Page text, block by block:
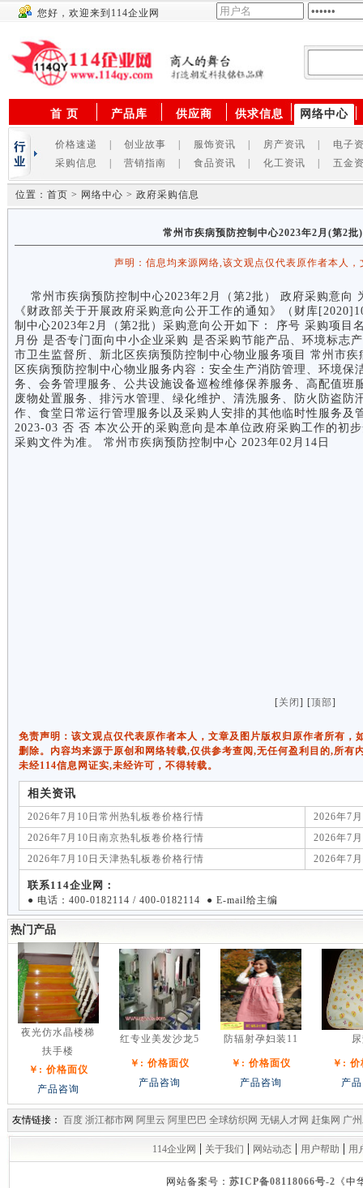
您好，欢迎来到114企业网
首 页 产品库 供应商 供求信息 网络中心
价格速递 创业故事 服饰资讯 房产资讯
电子
采购信息
营销指南 食品资讯 化工资讯 五金
位置：首页 > 网络中心 > 政府采购信息
常州市疾病预防控制中心2023年2月(第2
声明：信息均来源网络,该文观点仅代表原作者本人
常州市疾病预防控制中心2023年2月（第2批） 政府采购意向
《财政部关于开展政府采购意向公开工作的通知》（财库
制中心2023年2月（第2批）采购意向公开如下： 序号 采购项目
月份 是否专门面向中小企业采购 是否采购节能产品、环境标志
市卫生监督所、新北区疾病预防控制中心物业服务项目 常州市
区疾病预防控制中心物业服务内容：安全生产消防管理、环境保
务、会务管理服务、公共设施设备巡检维修保养服务、高配值班
废物处置服务、排污水管理、绿化维护、清洗服务、防火防盗防
作、食堂日常运行管理服务以及采购人安排的其他临时性服务及
2023-03 否 否 本次公开的采购意向是本单位政府采购工作的初
采购文件为准。 常州市疾病预防控制中心 2023年02月14日
[关闭 ] [顶部]
免责声明：该文观点仅代表原作者本人，文章及图片版权归原作者所有，
删除。内容均来源于原创和网络转载,仅供参考查阅,无任何盈利目的,所有
未经114信息网证实,未经许可，不得转载。
相关资讯
2026年7月10日常州热轧板卷价格行情
2026年7
2026年7月10日南京热轧板卷价格行情
2026年7
2026年7月10日天津热轧板卷价格行情
2026年7
联系114企业网：
● 电话：400-0182114 / 400-0182114 ● E-mail给主编
热门产品
夜光仿水晶楼梯
扶手楼
￥: 价格面仪
产品咨询
红专业美发沙龙5
￥: 价格面仪
产品咨询
防辐射孕妇装11
￥: 价格面仪
产品咨询
￥:
产
友情链接： 百度 浙江都市网 阿里云 阿里巴巴 全球纺织网 无锡人才网 赶集网 广
114企业网 | 关于我们 | 网站动态 | 用户帮助 | 用
网站备案号： 苏ICP备08118066号-2 《